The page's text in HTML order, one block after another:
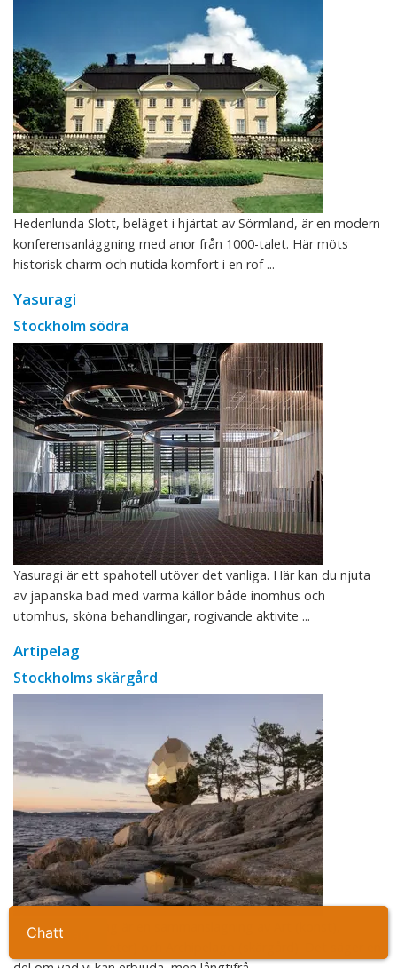
Ta kontakt
Hedenlunda Slott, beläget i hjärtat av Sörmland, är en modern
konferensanläggning med anor från 1000-talet. Här möts
historisk charm och nutida komfort i en rof ...
Yasuragi
Stockholm södra
Yasuragi är ett spahotell utöver det vanliga. Här kan du njuta
av japanska bad med varma källor både inomhus och
utomhus, sköna behandlingar, rogivande aktivite ...
Artipelag
Stockholms skärgård
Namnet Artipelag är en sammanslagning av Art (konst),